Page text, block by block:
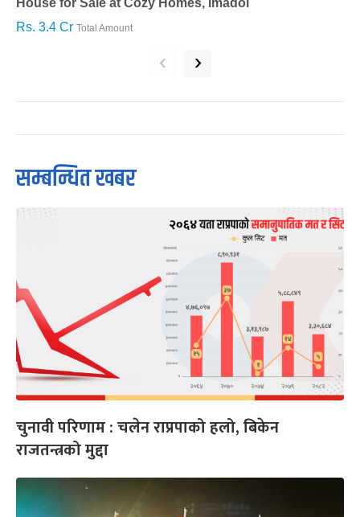
House for Sale at Cozy Homes, Imadol
Rs. 3.4 Cr Total Amount
‹ ›
सम्बन्धित खबर
चुनावी परिणाम : चलेन राप्रपाको हलो, बिकेन
राजतन्त्रको मुद्दा